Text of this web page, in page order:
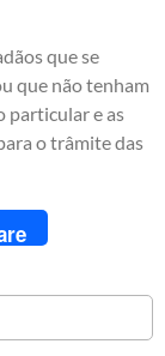
que se
que não tenham
particular e as
o trâmite das